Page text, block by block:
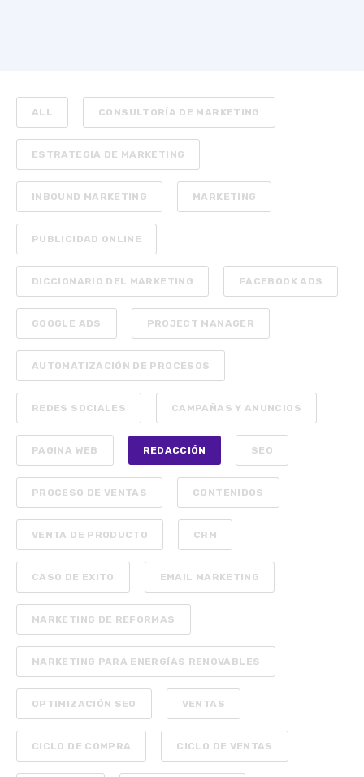
ALL CONSULTORÍA DE MARKETING
ESTRATEGIA DE MARKETING
INBOUND MARKETING MARKETING
PUBLICIDAD ONLINE
DICCIONARIO DEL MARKETING FACEBOOK ADS
GOOGLE ADS PROJECT MANAGER
AUTOMATIZACIÓN DE PROCESOS
REDES SOCIALES CAMPAÑAS Y ANUNCIOS
PAGINA WEB REDACCIÓN SEO
PROCESO DE VENTAS CONTENIDOS
VENTA DE PRODUCTO CRM
CASO DE EXITO EMAIL MARKETING
MARKETING DE REFORMAS
MARKETING PARA ENERGÍAS RENOVABLES
OPTIMIZACIÓN SEO VENTAS
CICLO DE COMPRA CICLO DE VENTAS